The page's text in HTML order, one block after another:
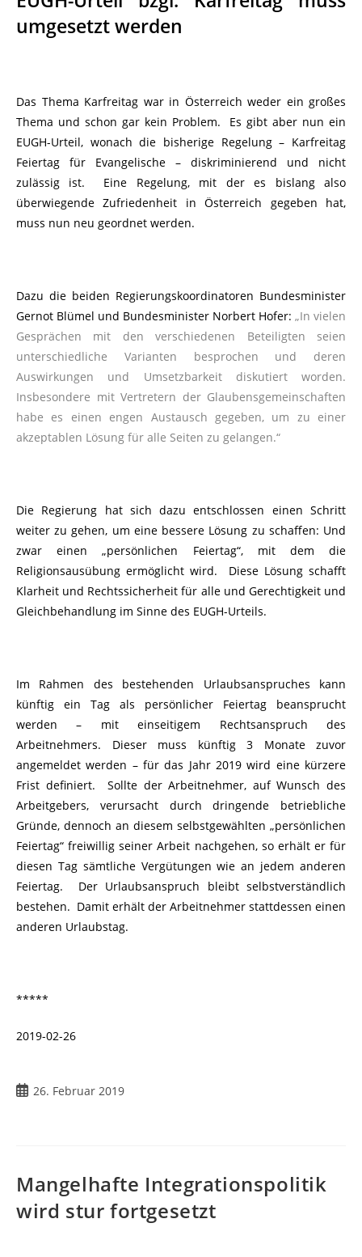
umgesetzt werden
Das Thema Karfreitag war in Österreich weder ein großes
Thema und schon gar kein Problem. Es gibt aber nun ein
EUGH-Urteil, wonach die bisherige Regelung – Karfreitag
Feiertag für Evangelische – diskriminierend und nicht
zulässig ist. Eine Regelung, mit der es bislang also
überwiegende Zufriedenheit in Österreich gegeben hat,
muss nun neu geordnet werden.
Dazu die beiden Regierungskoordinatoren Bundesminister
Gernot Blümel und Bundesminister Norbert Hofer: „In vielen
Gesprächen mit den verschiedenen Beteiligten seien
unterschiedliche Varianten besprochen und deren
Auswirkungen und Umsetzbarkeit diskutiert worden.
Insbesondere mit Vertretern der Glaubensgemeinschaften
habe es einen engen Austausch gegeben, um zu einer
akzeptablen Lösung für alle Seiten zu gelangen.“
Die Regierung hat sich dazu entschlossen einen Schritt
weiter zu gehen, um eine bessere Lösung zu schaffen: Und
zwar einen „persönlichen Feiertag“, mit dem die
Religionsausübung ermöglicht wird. Diese Lösung schafft
Klarheit und Rechtssicherheit für alle und Gerechtigkeit und
Gleichbehandlung im Sinne des EUGH-Urteils.
Im Rahmen des bestehenden Urlaubsanspruches kann
künftig ein Tag als persönlicher Feiertag beansprucht
werden – mit einseitigem Rechtsanspruch des
Arbeitnehmers. Dieser muss künftig 3 Monate zuvor
angemeldet werden – für das Jahr 2019 wird eine kürzere
Frist definiert. Sollte der Arbeitnehmer, auf Wunsch des
Arbeitgebers, verursacht durch dringende betriebliche
Gründe, dennoch an diesem selbstgewählten „persönlichen
Feiertag“ freiwillig seiner Arbeit nachgehen, so erhält er für
diesen Tag sämtliche Vergütungen wie an jedem anderen
Feiertag. Der Urlaubsanspruch bleibt selbstverständlich
bestehen. Damit erhält der Arbeitnehmer stattdessen einen
anderen Urlaubstag.
*****
2019-02-26
26. Februar 2019
Mangelhafte Integrationspolitik
wird stur fortgesetzt